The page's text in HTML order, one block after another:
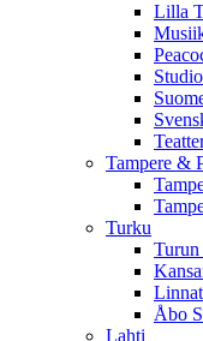
Lilla
Tampere &
Turku
Turun
Åbo
Lahti